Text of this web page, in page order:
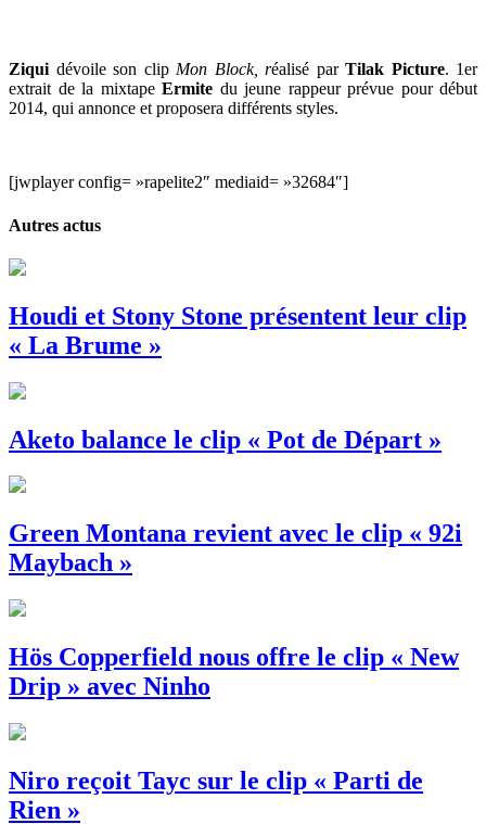
Ziqui dévoile son clip Mon Block, réalisé par Tilak Picture. 1er
extrait de la mixtape Ermite du jeune rappeur prévue pour début
2014, qui annonce et proposera différents styles.
[jwplayer config= »rapelite2″ mediaid= »32684″]
Autres actus
Houdi et Stony Stone présentent leur clip
« La Brume »
Aketo balance le clip « Pot de Départ »
Green Montana revient avec le clip « 92i
Maybach »
Hös Copperfield nous offre le clip « New
Drip » avec Ninho
Niro reçoit Tayc sur le clip « Parti de
Rien »